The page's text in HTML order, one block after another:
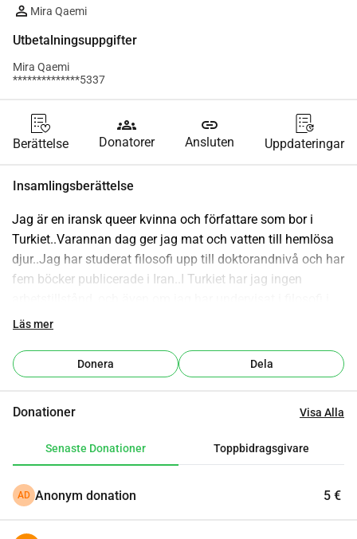
Mira Qaemi
Utbetalningsuppgifter
Mira Qaemi
**************5337
Berättelse
groups
Donatorer
link
Ansluten Uppdateringar
Insamlingsberättelse
Jag är en iransk queer kvinna och författare som bor i
Turkiet..Varannan dag ger jag mat och vatten till hemlösa
djur..Jag har studerat filosofi upp till doktorandnivå och har
fem böcker publicerade i Iran..I Turkiet har jag ingen
flera år, har jag aldrig haft ekonomisk trygghet..Jag är aktiv
miljöproblem och skydd av djur och minoriteter..Om du
skulle vilja hjälpa mig att göra världen till en bättre plats,
Läs mer
Donera Dela
Donationer Visa Alla
Senaste Donationer Toppbidragsgivare
AD Anonym donation 5 €